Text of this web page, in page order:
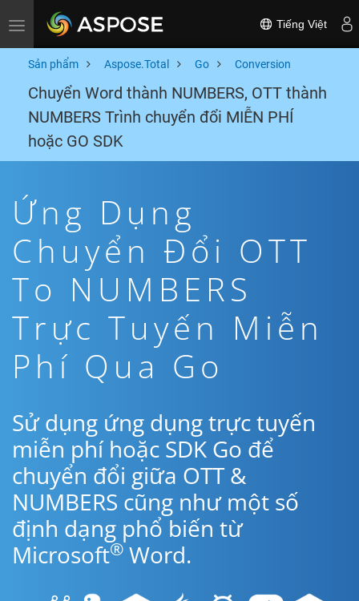
Toggle navigation Tiếng Việt
Sản phẩm Aspose.Total Go Conversion
Chuyển Word thành NUMBERS, OTT thành
NUMBERS Trình chuyển đổi MIỄN PHÍ
hoặc GO SDK
Ứng Dụng
Chuyển Đổi OTT
To NUMBERS
Trực Tuyến Miễn
Phí Qua Go
Sử dụng ứng dụng trực tuyến
miễn phí hoặc SDK Go để
chuyển đổi giữa OTT &
NUMBERS cũng như một số
định dạng phổ biến từ
Microsoft® Word.